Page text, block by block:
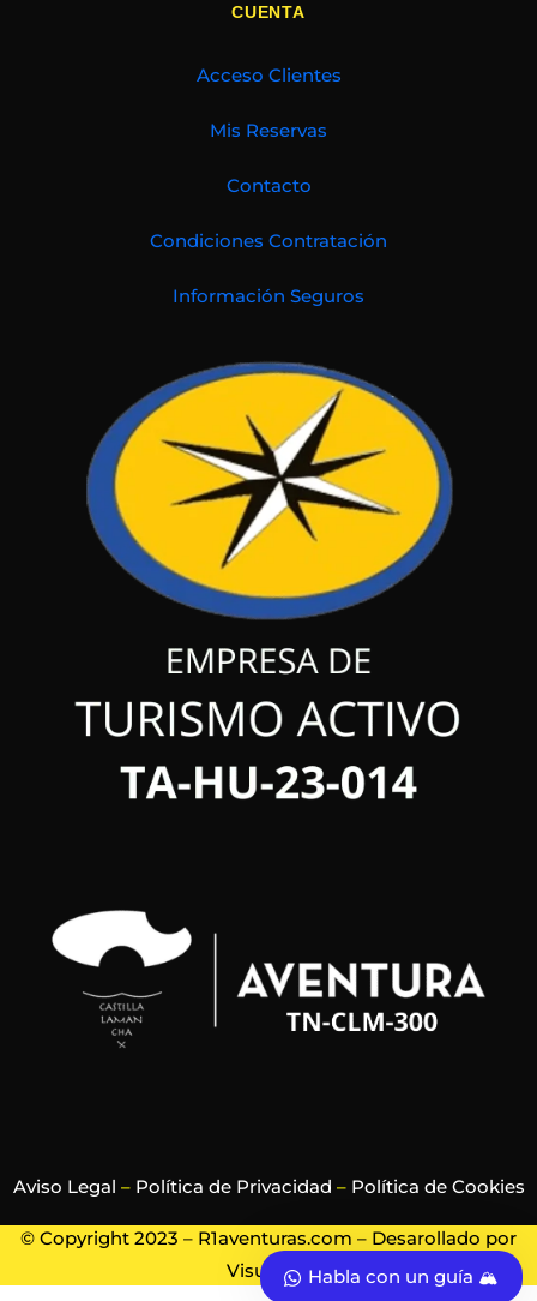
CUENTA
Acceso Clientes
Mis Reservas
Contacto
Condiciones Contratación
Información Seguros
Aviso Legal – Política de Privacidad – Política de Cookies
© Copyright 2023 – R1aventuras.com – Desarollado por
VisualrecHabla con un guía 🏔️